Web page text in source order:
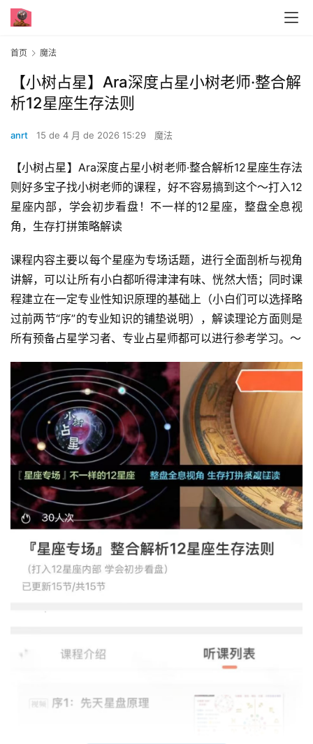
首页 魔法
【小树占星】Ara深度占星小树老师·整合解
析12星座生存法则
anrt 15 de 4 月 de 2026 15:29 魔法
【小树占星】Ara深度占星小树老师·整合解析12星座生存法
则好多宝子找小树老师的课程，好不容易搞到这个～打入12
星座内部，学会初步看盘！不一样的12星座，整盘全息视
角，生存打拼策略解读
课程内容主要以每个星座为专场话题，进行全面剖析与视角
讲解，可以让所有小白都听得津津有味、恍然大悟；同时课
程建立在一定专业性知识原理的基础上（小白们可以选择略
过前两节“序”的专业知识的铺垫说明），解读理论方面则是
所有预备占星学习者、专业占星师都可以进行参考学习。～